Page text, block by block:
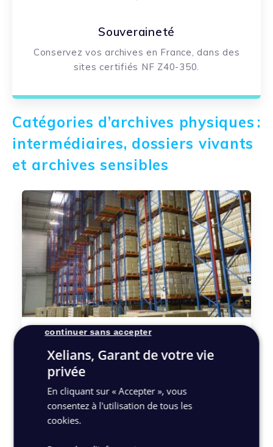
Souveraineté
Conservez vos archives en France, dans des
sites certifiés NF Z40-350.
Catégories d’archives physiques :
intermédiaires, dossiers vivants
et archives sensibles
Archives intermédiaires
Ces archives regroupent les documents qui
ne sont plus d’usage courant mais qui
doivent être conservés pendant une
légale limitée (pièces comptables,
documents commerciaux, dossiers
Xelians, Garant de votre vie
privée
En cliquant sur « Accepter », vous
consentez à l'utilisation de tous les
cookies.
continuer sans accepter